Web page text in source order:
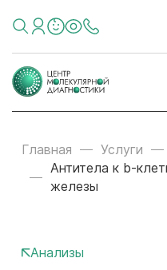
Главная Услуги
Антитела к b-
железы
Анализы